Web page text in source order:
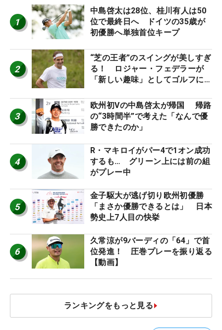
1
中島啓太は28位、桂川有人は50
位で最終日へ ドイツの35歳が
初優勝へ単独首位キープ
2
“芝の王者”のスイングが美しすぎ
る！ ロジャー・フェデラーが
「新しい趣味」としてゴルフに挑
3
欧州初Vの中島啓太が帰国 帰路
の“3時間半”で考えた「なんで優
勝できたのか」
4
R・マキロイがパー4で1オン成功
するも… グリーン上には前の組
がプレー中
5
金子駆大が逃げ切り欧州初優勝
「まさか優勝できるとは」 日本
勢史上7人目の快挙
6
久常涼が9バーディの「64」で首
位発進！ 圧巻プレーを振り返る
【動画】
ランキングをもっと見る